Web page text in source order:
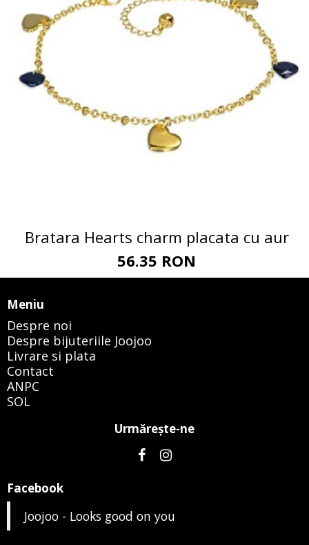
Bratara Hearts charm placata cu aur
56.35 RON
Meniu
Despre noi
Despre bijuteriile Joojoo
Livrare si plata
Contact
ANPC
SOL
Urmăreşte-ne
Facebook
Joojoo - Looks good on you